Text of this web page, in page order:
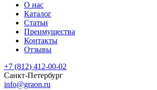
О нас
Каталог
Статьи
Преимущества
Контакты
Отзывы
+7 (812) 412-00-02
Санкт-Петербург
info@graon.ru